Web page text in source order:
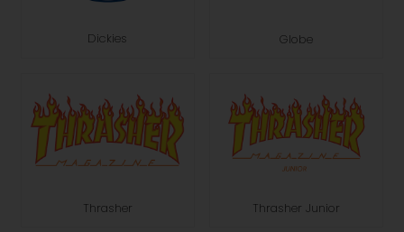
Dickies Globe
Thrasher Thrasher Junior